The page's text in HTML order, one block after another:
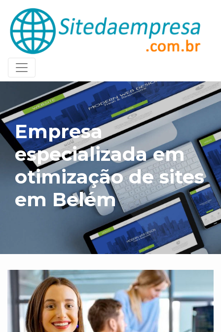
Empresa
especializada em
otimização de sites
em Belém